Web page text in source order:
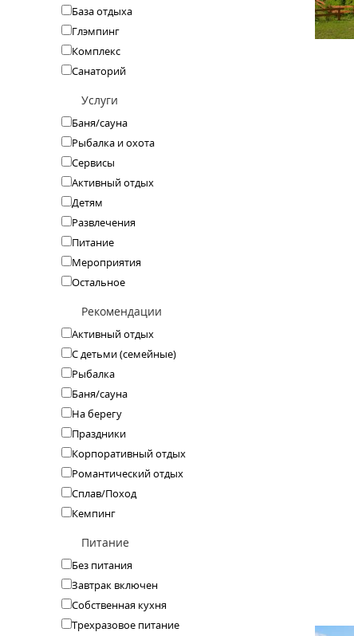
База отдыха
Глэмпинг
Комплекс
Санаторий
Услуги
Баня/сауна
Рыбалка и охота
Сервисы
Активный отдых
Детям
Развлечения
Питание
Мероприятия
Остальное
Рекомендации
Активный отдых
С детьми (семейные)
Рыбалка
Баня/сауна
На берегу
Праздники
Корпоративный отдых
Романтический отдых
Сплав/Поход
Кемпинг
Питание
Без питания
Завтрак включен
Собственная кухня
Трехразовое питание